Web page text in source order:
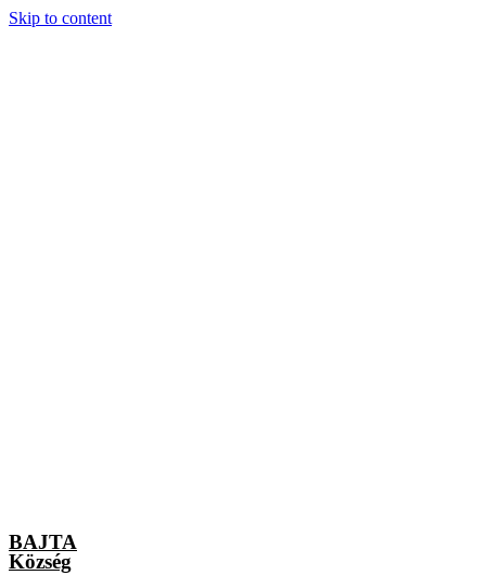
Skip to content
BAJTA
Község